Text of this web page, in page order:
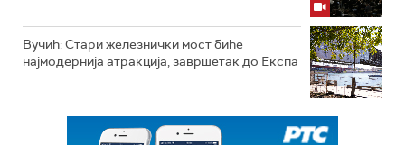
Вучић: Стари железнички мост биће
најмодернија атракција, завршетак до Експа